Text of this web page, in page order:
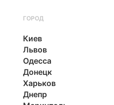
ГОРОД
Киев
Львов
Одесса
Донецк
Харьков
Днепр